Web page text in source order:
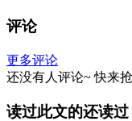
评论
更多评论
还没有人评论~ 快来
读过此文的还读过